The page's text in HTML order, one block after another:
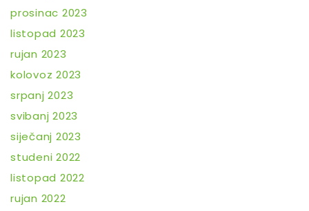
prosinac 2023
listopad 2023
rujan 2023
kolovoz 2023
srpanj 2023
svibanj 2023
siječanj 2023
studeni 2022
listopad 2022
rujan 2022